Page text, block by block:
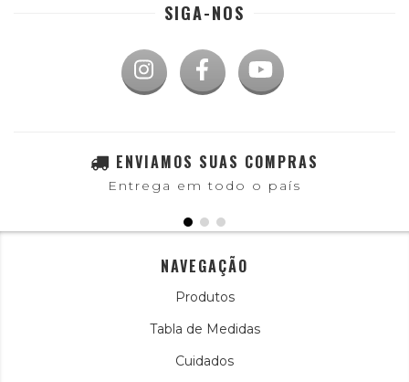
SIGA-NOS
ENVIAMOS SUAS COMPRAS
Entrega em todo o país
NAVEGAÇÃO
Produtos
Tabla de Medidas
Cuidados